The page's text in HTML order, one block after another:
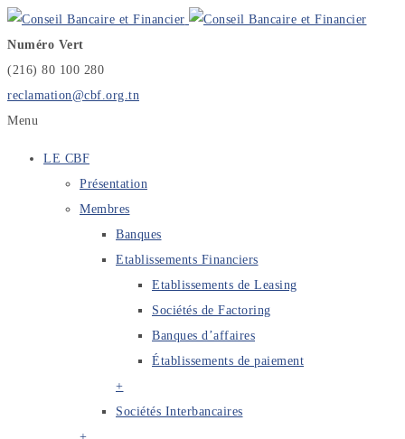
Numéro Vert
(216) 80 100 280
reclamation@cbf.org.tn
Menu
LE CBF
Présentation
Membres
Banques
Etablissements Financiers
Etablissements de Leasing
Sociétés de Factoring
Banques d’affaires
Établissements de paiement
+
Sociétés Interbancaires